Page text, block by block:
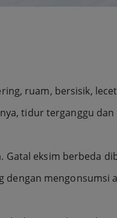
ruam, bersisik,
tidur terganggu
eksim berbeda
mengonsumsi